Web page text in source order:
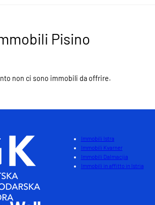
Pisino
non ci sono immobili da offrire.
Immobili Istra
Immobili Kvarner
Immobili Dalmacija
Immobili in affitto in Istria